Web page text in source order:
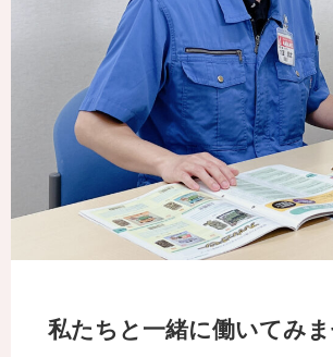
私たちと一緒に働いてみ